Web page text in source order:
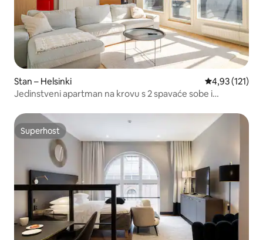
Stan – Helsinki Prosječna
4,93 (121)
Jedinstveni apartman na krovu s 2 spavaće sobe i
Superhost
Superhost